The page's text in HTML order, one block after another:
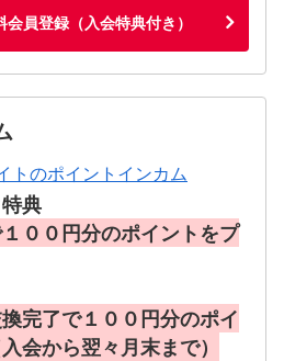
員登録（入会特典付き）
典
００円分のポイントをプ
完了で１００円分のポイ
会から翌々月末まで）